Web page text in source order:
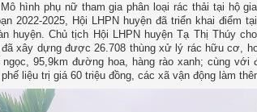
hình phụ nữ tham gia phân loại rác thải tại hộ
2022-2025, Hội LHPN huyện đã triển khai điểm
huyện. Chủ tịch Hội LHPN huyện Tạ Thị Thúy
đã xây dựng được 26.708 thùng xử lý rác hữu cơ,
95,9km đường hoa, hàng rào xanh; cùng với
liệu trị giá 60 triệu đồng, các xã vận động làm